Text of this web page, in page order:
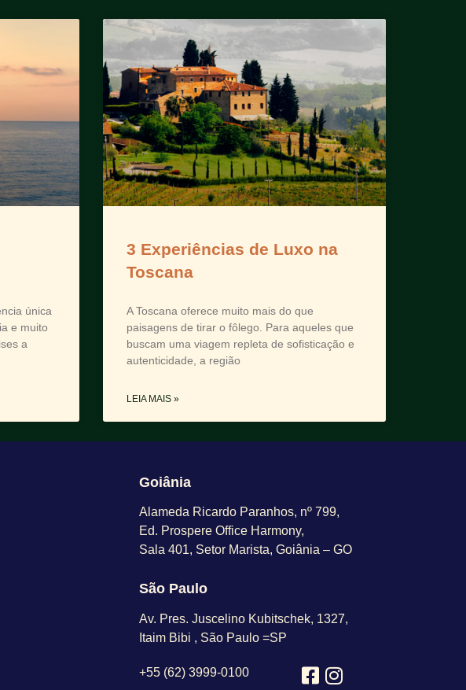
única
e muito
a
3 Experiências de Luxo na
Toscana
A Toscana oferece muito mais do que
paisagens de tirar o fôlego. Para aqueles que
buscam uma viagem repleta de sofisticação e
autenticidade, a região
LEIA MAIS »
Goiânia
Alameda Ricardo Paranhos, nº 799,
Ed. Prospere Office Harmony,
Sala 401, Setor Marista, Goiânia – GO
São Paulo
Av. Pres. Juscelino Kubitschek, 1327,
Itaim Bibi , São Paulo =SP
+55 (62) 3999-0100